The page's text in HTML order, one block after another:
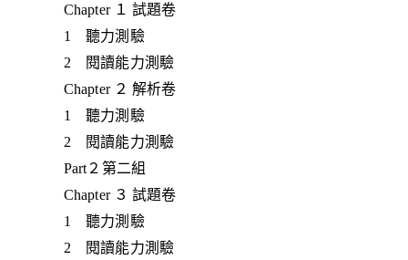
Chapter １ 試題卷
1 聽力測驗
2 閱讀能力測驗
Chapter ２ 解析卷
1 聽力測驗
2 閱讀能力測驗
Part２第二組
Chapter ３ 試題卷
1 聽力測驗
2 閱讀能力測驗